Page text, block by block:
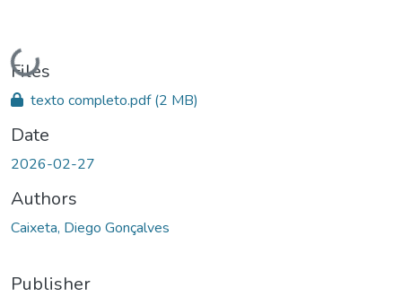
Loading...
Files
texto completo.pdf(2 MB)
Date
2026-02-27
Authors
Caixeta, Diego Gonçalves
Publisher